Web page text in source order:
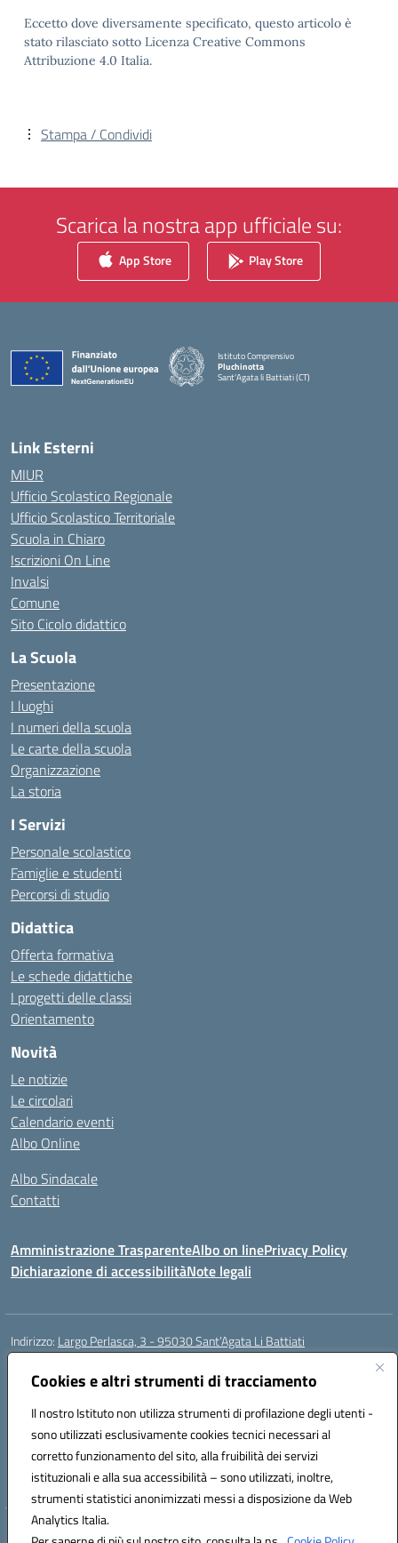
Cookies e altri strumenti di tracciamento
Il nostro Istituto non utilizza strumenti di profilazione degli utenti -
sono utilizzati esclusivamente cookies tecnici necessari al
corretto funzionamento del sito, alla fruibilità dei servizi
istituzionali e alla sua accessibilità – sono utilizzati, inoltre,
strumenti statistici anonimizzati messi a disposizione da Web
Analytics Italia.
Eccetto dove diversamente specificato, questo articolo è
stato rilasciato sotto Licenza Creative Commons
Attribuzione 4.0 Italia.
Stampa / Condividi
Scarica la nostra app ufficiale su:
App Store Play Store
Istituto Comprensivo
Pluchinotta
Sant'Agata li Battiati (CT)
— Visita la pagina iniziale della scuola
Link Esterni
MIUR
Ufficio Scolastico Regionale
Ufficio Scolastico Territoriale
Scuola in Chiaro
Iscrizioni On Line
Invalsi
Comune
Sito Cicolo didattico
La Scuola
Presentazione
I luoghi
I numeri della scuola
Le carte della scuola
Organizzazione
La storia
I Servizi
Personale scolastico
Famiglie e studenti
Percorsi di studio
Didattica
Offerta formativa
Le schede didattiche
I progetti delle classi
Orientamento
Novità
Le notizie
Le circolari
Calendario eventi
Albo Online
Albo Sindacale
Contatti
Amministrazione TrasparenteAlbo on linePrivacy Policy
Dichiarazione di accessibilitàNote legali
Indirizzo: Largo Perlasca, 3 - 95030 Sant’Agata Li Battiati
Centralino:
ctic8bl002@istruzione.it
Posta elettronica certificata (PEC):ctic8bl002@pec.istruzione.it
Codice fiscale: 93253680875
Codice meccanografico:CTIC8BL002
Codice Indice delle Pubbliche Amministrazioni (IPA): 7UKG69R2
Codice unico di fatturazione (CUF): F8M4AH
Hosting & Powered by 3D Solution S.r.l.